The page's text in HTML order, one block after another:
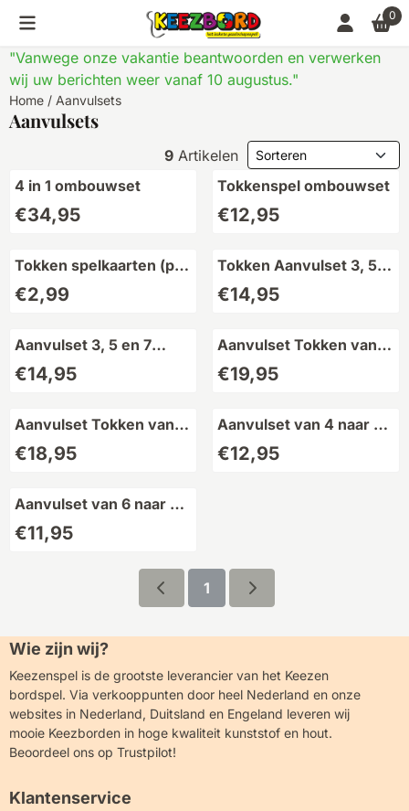
Cookievoorkeuren zijn momenteel gesloten. 0
"Vanwege onze vakantie beantwoorden en verwerken
wij uw berichten weer vanaf 10 augustus."
Home / Aanvulsets
Aanvulsets
9 Artikelen
Sorteermethode
4 in 1 ombouwset
Prijs: 34,95
€34,95
Tokkenspel ombouwset
Prijs: 12,95
€12,95
Tokken spelkaarten (per
Prijs: 2,99
€2,99
Tokken Aanvulset 3, 5
Prijs: 14,95
€14,95
Aanvulset 3, 5 en 7
Prijs: 14,95
€14,95
Aanvulset Tokken van 4
Prijs: 19,95
€19,95
Aanvulset Tokken van 6
Prijs: 18,95
€18,95
Aanvulset van 4 naar 6
Prijs: 12,95
€12,95
Aanvulset van 6 naar 8
Prijs: 11,95
€11,95
1
Wie zijn wij?
Keezenspel is de grootste leverancier van het Keezen
bordspel. Via verkooppunten door heel Nederland en onze
websites in Nederland, Duitsland en Engeland leveren wij
mooie Keezborden in hoge kwaliteit kunststof en hout.
Beoordeel ons op Trustpilot!
Klantenservice